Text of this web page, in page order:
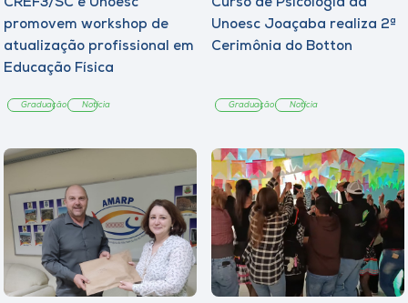
CREF3/SC e Unoesc
promovem workshop de
atualização profissional em
Educação Física
Graduação Notícia
Curso de Psicologia da
Unoesc Joaçaba realiza 2ª
Cerimônia do Botton
Graduação Notícia